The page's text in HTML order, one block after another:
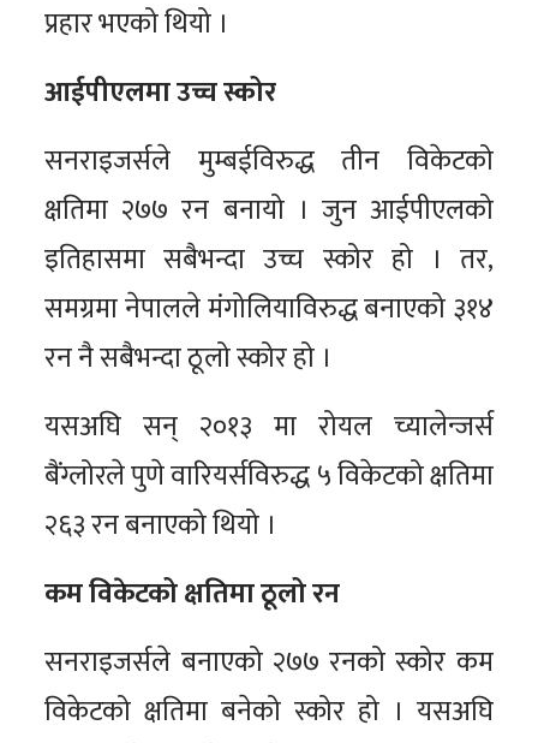
प्रहार भएको थियो ।
आईपीएलमा उच्च स्कोर
सनराइजर्सले मुम्बईविरुद्ध तीन विकेटको
क्षतिमा २७७ रन बनायो । जुन आईपीएलको
इतिहासमा सबैभन्दा उच्च स्कोर हो । तर,
समग्रमा नेपालले मंगोलियाविरुद्ध बनाएको ३१४
रन नै सबैभन्दा ठूलो स्कोर हो ।
यसअघि सन् २०१३ मा रोयल च्यालेन्जर्स
बैंग्लोरले पुणे वारियर्सविरुद्ध ५ विकेटको क्षतिमा
२६३ रन बनाएको थियो ।
कम विकेटको क्षतिमा ठूलो रन
सनराइजर्सले बनाएको २७७ रनको स्कोर कम
विकेटको क्षतिमा बनेको स्कोर हो । यसअघि